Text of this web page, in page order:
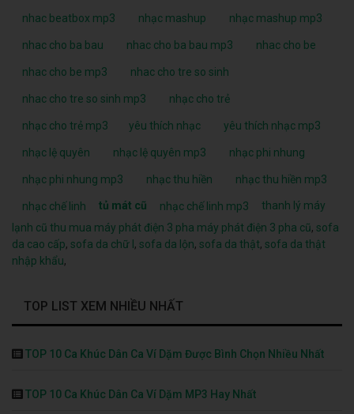
nhac beatbox mp3 nhạc mashup nhạc mashup mp3
nhac cho ba bau nhac cho ba bau mp3 nhac cho be
nhac cho be mp3 nhac cho tre so sinh
nhac cho tre so sinh mp3 nhạc cho trẻ
nhạc cho trẻ mp3 yêu thích nhạc yêu thích nhạc mp3
nhạc lệ quyên nhạc lệ quyên mp3 nhạc phi nhung
nhạc phi nhung mp3 nhạc thu hiền nhạc thu hiền mp3
nhạc chế linh tủ mát cũ nhạc chế linh mp3
thanh lý máy
lạnh cũ thu mua máy phát điện 3 pha máy phát điện 3 pha cũ, sofa
da cao cấp, sofa da chữ l , sofa da lộn, sofa da thật, sofa da thật
nhập khẩu,
TOP LIST XEM NHIỀU NHẤT
TOP 10 Ca Khúc Dân Ca Ví Dặm Được Bình Chọn Nhiều Nhất
TOP 10 Ca Khúc Dân Ca Ví Dặm MP3 Hay Nhất